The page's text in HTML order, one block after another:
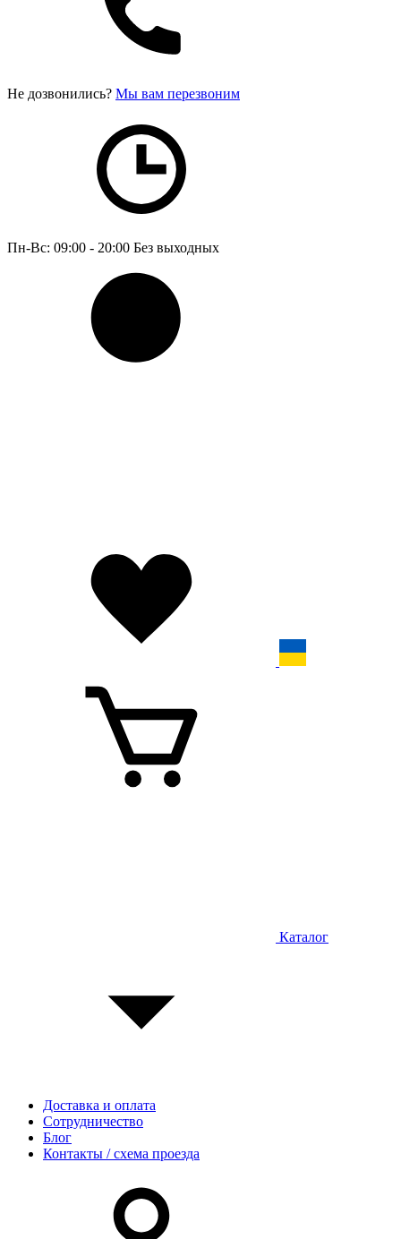
Не дозвонились? Мы вам перезвоним
Пн-Вс: 09:00 - 20:00 Без выходных
Каталог
Доставка и оплата
Сотрудничество
Блог
Контакты / схема проезда